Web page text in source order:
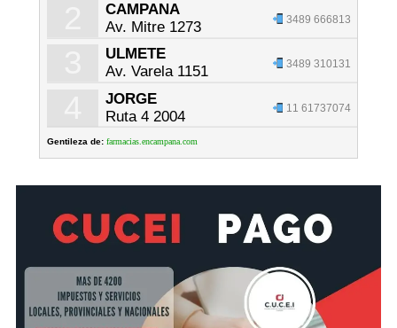
CAMPANA
Av. Mitre 1273
3489 666813
ULMETE
Av. Varela 1151
3489 310131
JORGE
Ruta 4 2004
11 61737074
Gentileza de: farmacias.encampana.com